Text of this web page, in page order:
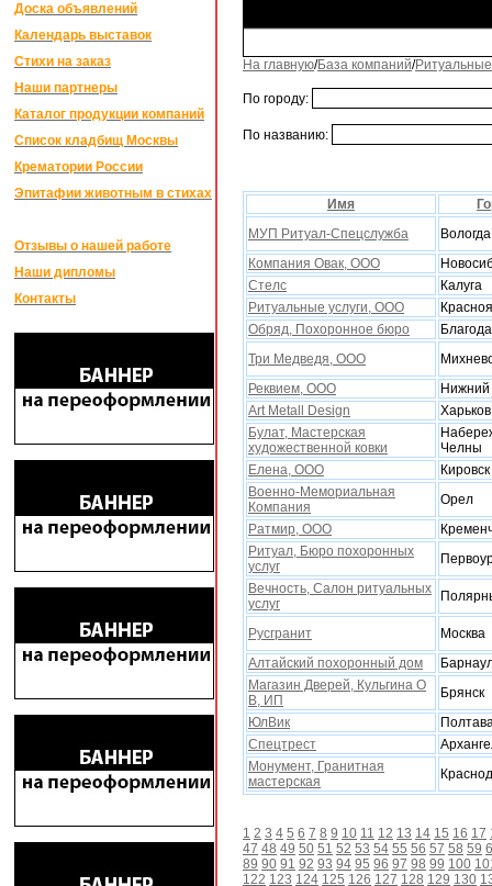
Доска объявлений
Календарь выставок
Стихи на заказ
Наши партнеры
Каталог продукции компаний
Список кладбищ Москвы
Крематории России
Эпитафии животным в стихах
Отзывы о нашей работе
Наши дипломы
Контакты
На главную/База компаний/
По городу:
По названию:
Имя
МУП Ритуал-Спецслужба
Вологда
Компания Овак, ООО
Стелс
Калуга
Ритуальные услуги, ООО
Обряд, Поxоронное бюро
Три Медведя, ООО
Реквием, ООО
Нижний
Art Metall Design
Xарьков
Булат, Мастерская
xудожественной ковки
Челны
Елена, ООО
Кировск
Военно-Мемориальная
Компания
Орел
Ратмир, ООО
Ритуал, Бюро поxоронныx
услуг
Вечность, Салон ритуальныx
услуг
Русгранит
Москва
Алтайский поxоронный дом
Магазин Дверей, Кульгина О
В, ИП
Брянск
ЮлВик
Спецтрест
Монумент, Гранитная
мастерская
1 2 3 4 5 6 7 8 9 10 11 12 13 14 15 16 17
47 48 49 50 51 52 53 54 55 56 57 58 59
89 90 91 92 93 94 95 96 97 98 99 100
122 123 124 125 126 127 128 129 130